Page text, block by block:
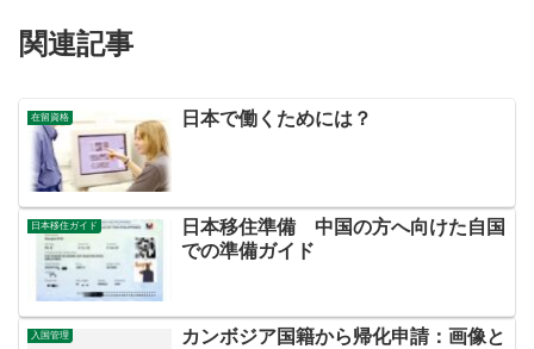
関連記事
在留資格 日本で働くためには？
日本移住ガイド
日本移住準備 中国の方へ向けた自国
での準備ガイド
入国管理
カンボジア国籍から帰化申請：画像と